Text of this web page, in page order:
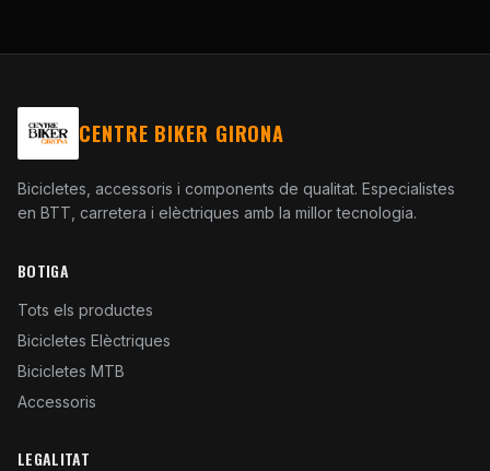
CENTRE BIKER GIRONA
Bicicletes, accessoris i components de qualitat. Especialistes
en BTT, carretera i elèctriques amb la millor tecnologia.
BOTIGA
Tots els productes
Bicicletes Elèctriques
Bicicletes MTB
Accessoris
LEGALITAT